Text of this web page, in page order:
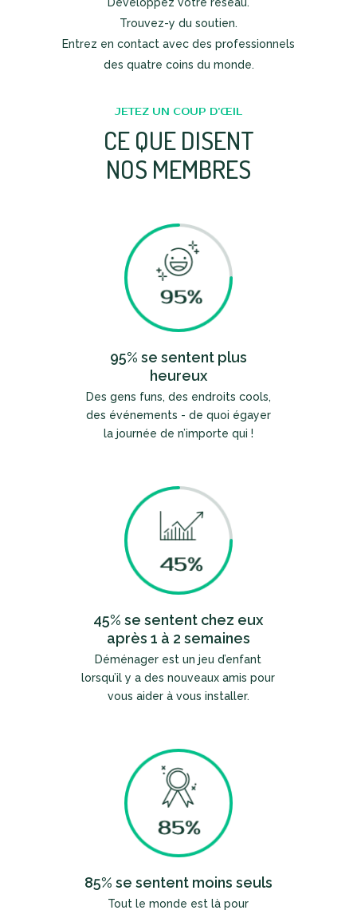
Trouvez-y du soutien.
Entrez en contact avec des professionnels
des quatre coins du monde.
JETEZ UN COUP D’ŒIL
CE QUE DISENT
NOS MEMBRES
95% se sentent plus
heureux
Des gens funs, des endroits cools,
des événements - de quoi égayer
la journée de n’importe qui !
45% se sentent chez eux
après 1 à 2 semaines
Déménager est un jeu d’enfant
lorsqu’il y a des nouveaux amis pour
vous aider à vous installer.
85% se sentent moins seuls
Tout le monde est là pour